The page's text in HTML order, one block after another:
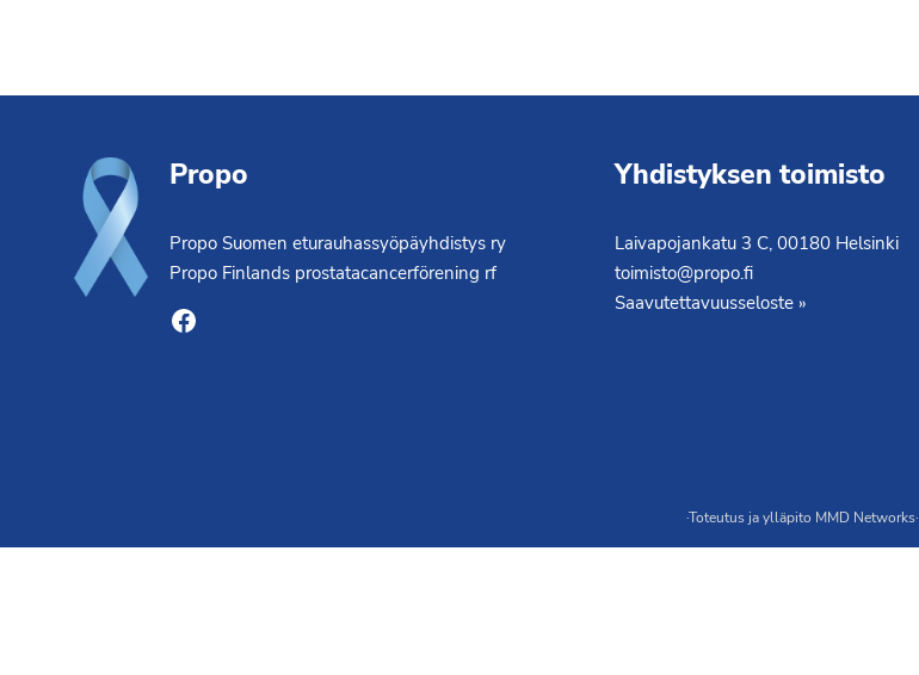
Propo
Propo Suomen eturauhassyöpäyhdistys ry
Propo Finlands prostatacancerförening rf
Facebook
Yhdistyksen toimisto
Laivapojankatu 3 C, 00180 Helsinki
toimisto@propo.fi
Saavutettavuusseloste »
·Toteutus ja ylläpito MMD Networks·